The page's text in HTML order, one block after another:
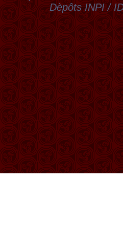
Dèpôts INPI /